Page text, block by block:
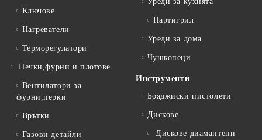
Ключове
Нагреватели
Терморегулатори
Печки,фурни и плотове
Вентилатори за
фурни,перки
Врътки
Газови детайли
Партигрил
Уреди за дома
Чушкопеци
Инструменти
Бояджиски пистолети
Дискове
Дискове диамантени